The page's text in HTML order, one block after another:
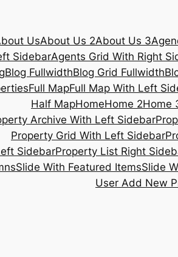
UsAbout Us 2About Us 3
SidebarAgents Grid With Right
Blog FullwidthBlog Grid Fullwidth
Full MapFull Map With Left
Half MapHomeHome 2Home
Archive With Left Sidebar
Property Grid With Left Sidebar
SidebarProperty List Right
Slide With Featured ItemsSlide
User Add New